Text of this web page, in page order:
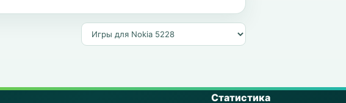
Статистика